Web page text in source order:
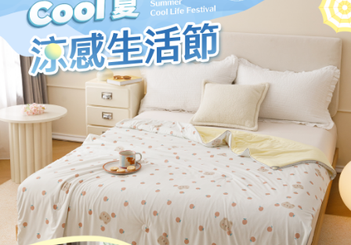
咖波xLULU豬 ｜60支
咖波xLULU豬｜抗菌